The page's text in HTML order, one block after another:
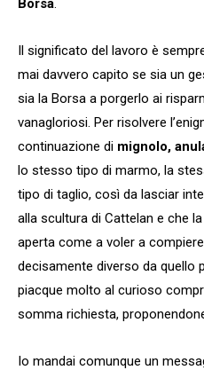
Il significato del lavoro è
mai davvero capito se sia un
sia la Borsa a porgerlo ai
vanagloriosi. Per risolvere
continuazione di mignolo,
lo stesso tipo di marmo, la
tipo di taglio, così da lasciar
alla scultura di Cattelan e che
aperta come a voler a
decisamente diverso da quello
piacque molto al curioso
somma richiesta,
Io mandai comunque un